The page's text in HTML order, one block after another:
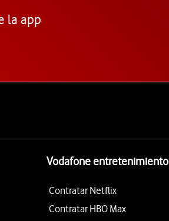
la app
Vodafone entretenimiento
Contratar Netflix
Contratar HBO Max